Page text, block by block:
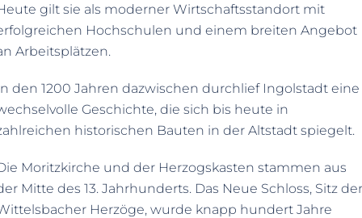
gilt sie als moderner Wirtschaftsstandort mit
Hochschulen und einem breiten Angebot
Arbeitsplätzen.
den 1200 Jahren dazwischen durchlief Ingolstadt eine
Geschichte, die sich bis heute in
historischen Bauten in der Altstadt spiegelt.
Moritzkirche und der Herzogskasten stammen aus
Mitte des 13. Jahrhunderts. Das Neue Schloss, Sitz der
Herzöge, wurde knapp hundert Jahre